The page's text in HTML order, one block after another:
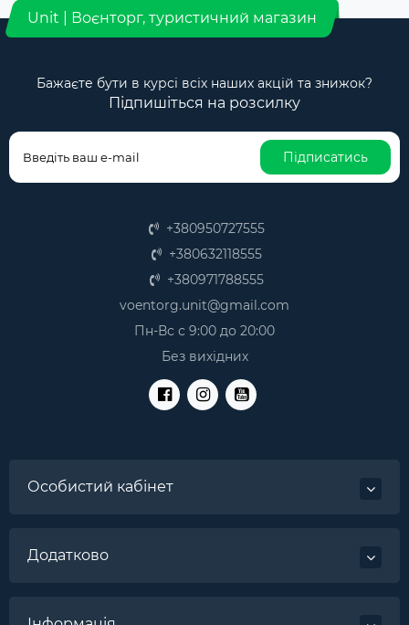
Unit | Воєнторг, туристичний магазин
Бажаєте бути в курсі всіх наших акцій та знижок?
Підпишіться на розсилку
Підписатись
+380950727555
+380632118555
+380971788555
voentorg.unit@gmail.com
Пн-Вс с 9:00 до 20:00
Без вихідних
Особистий кабінет
Додатково